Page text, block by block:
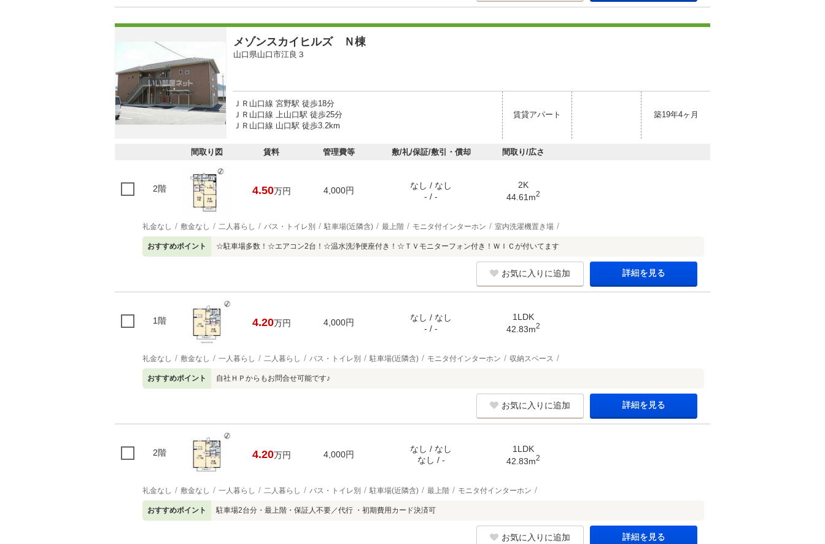
メゾンスカイヒルズ Ｎ棟
山口県山口市江良３
ＪＲ山口線 宮野駅 徒歩18分
ＪＲ山口線 上山口駅 徒歩25分
ＪＲ山口線 山口駅 徒歩3.2km
賃貸アパート 築19年4ヶ月
間取り図 賃料 管理費等 敷/礼/保証/敷引・償却 間取り/広さ
2階 4.50万円 4,000円
なし / なし
- / -
2K
44.61m2
礼金なし 敷金なし 二人暮らし バス・トイレ別 駐車場(近隣含) 最上階 モニタ付インターホン 室内洗濯機置き場
おすすめポイント ☆駐車場多数！☆エアコン2台！☆温水洗浄便座付き！☆ＴＶモニターフォン付き！ＷＩＣが付いてます
お気に入りに追加 詳細を見る
1階 4.20万円 4,000円
なし / なし
- / -
1LDK
42.83m2
礼金なし 敷金なし 一人暮らし 二人暮らし バス・トイレ別 駐車場(近隣含) モニタ付インターホン 収納スペース
おすすめポイント 自社ＨＰからもお問合せ可能です♪
お気に入りに追加 詳細を見る
2階 4.20万円 4,000円
なし / なし
なし / -
1LDK
42.83m2
礼金なし 敷金なし 一人暮らし 二人暮らし バス・トイレ別 駐車場(近隣含) 最上階 モニタ付インターホン
おすすめポイント 駐車場2台分・最上階・保証人不要／代行 ・初期費用カード決済可
お気に入りに追加 詳細を見る